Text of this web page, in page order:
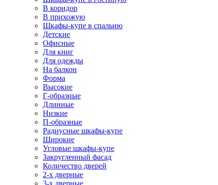
В коридор
В прихожую
Шкафы-купе в спальню
Детские
Офисные
Для книг
Для одежды
На балкон
Форма
Высокие
Г-образные
Длинные
Низкие
П-образные
Радиусные шкафы-купе
Широкие
Угловые шкафы-купе
Закругленный фасад
Количество дверей
2-х дверные
3-х дверные